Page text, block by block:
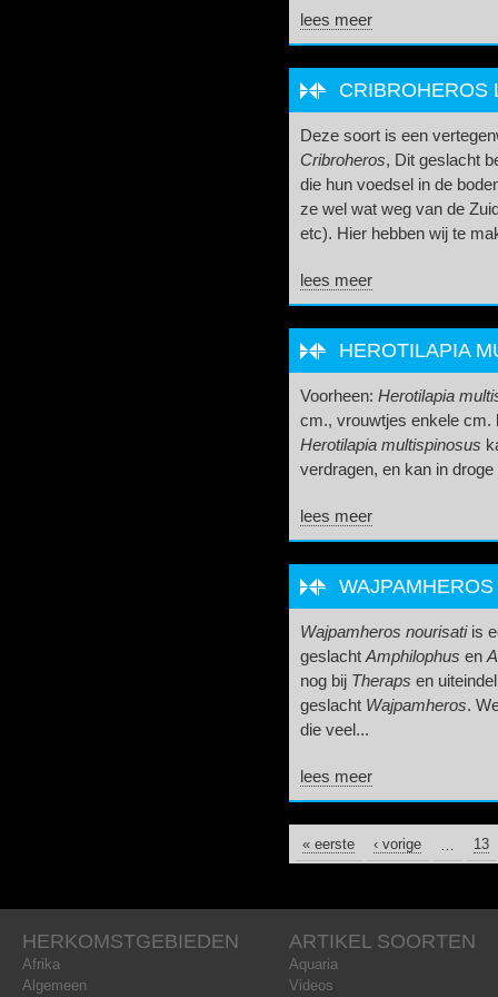
lees meer
CRIBROHEROS
Deze soort is een
Cribroheros, Dit geslacht
die hun voedsel in de
ze wel wat weg van de
etc). Hier hebben wij te
lees meer
HEROTILAPIA
Voorheen: Herotilapia
cm., vrouwtjes enkele cm.
Herotilapia multispinosus
verdragen, en kan in
lees meer
Wajpamheros nourisatiis
geslacht Amphilophus en
nog bij Theraps en
geslacht Wajpamheros.
die veel...
lees meer
PAGINA'S
« eerste ‹ vorige 13
HERKOMSTGEBIEDEN
Afrika
Algemeen
ARTIKEL SOORTEN
Aquaria
Videos